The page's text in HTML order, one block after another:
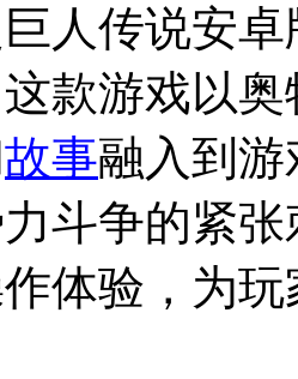
人传说安
款游戏以
故事融入到
斗争的紧
体验，为